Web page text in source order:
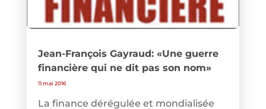
Jean-François Gayraud: «Une guerre
financière qui ne dit pas son nom»
11 mai 2016
La finance dérégulée et mondialisée